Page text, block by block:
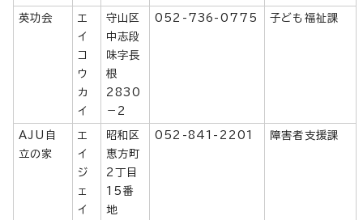
英功会
エ
イ
コ
ウ
カ
イ
守山区
中志段
味字長
根
2830
－2
052-736-0775 子ども福祉課
AJU自
立の家
エ
イ
ジ
ェ
イ
昭和区
恵方町
2丁目
15番
地
052-841-2201 障害者支援課